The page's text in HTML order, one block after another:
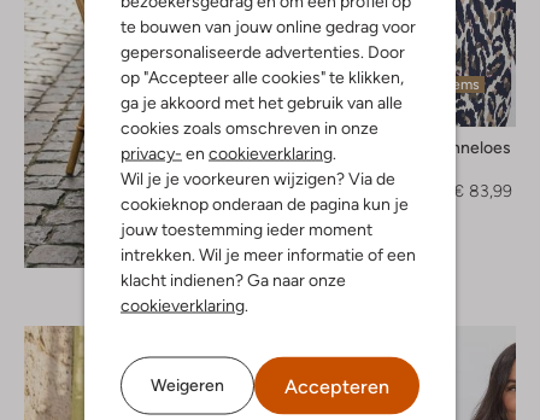
te bouwen van jouw online gedrag voor
gepersonaliseerde advertenties. Door
op "Accepteer alle cookies" te klikken,
ga je akkoord met het gebruik van alle
cookies zoals omschreven in onze
privacy- en cookieverklaring
Wil je je voorkeuren wijzigen? Via de
cookieknop onderaan de pagina kun je
jouw toestemming ieder moment
intrekken. Wil je meer informatie of een
klacht indienen? Ga naar onze
cookieverklaring
Weigeren Accepteren
Ontdek de look
Laatste items
-30%
Studio Anneloes
€ 119,95
€ 83,99